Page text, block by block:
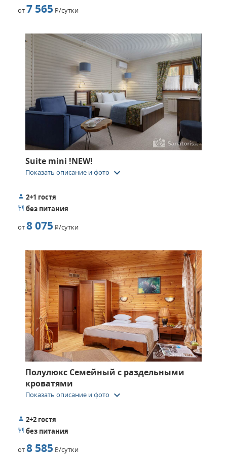
от7 565 Р/сутки
Suite mini !NEW!
Показать описание и фото keyboard_arrow_down
2+1 гостя
без питания
от8 075 Р/сутки
Полулюкс Семейный c раздельными
кроватями
Показать описание и фото keyboard_arrow_down
2+2 гостя
без питания
от8 585 Р/сутки